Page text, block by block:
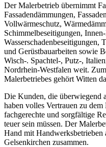
Der Malerbetrieb übernimmt
Fassadendämmungen,
Vollwärmeschutz,
Schimmelbeseitigungen,
und Gerüstbauarbeiten sowie
Wisch-. Spachtel-, Putz-,
Nordrhein-Westfalen weit.
Malerbetriebes gehört Witten
Die Kunden, die überwiegend
haben volles Vertrauen zu
fachgerechte und sorgfältige
teuer sein müssen. Der
Hand mit
Gelsenkirchen zusammen.